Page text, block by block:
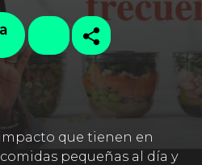
que tienen en
pequeñas al día y